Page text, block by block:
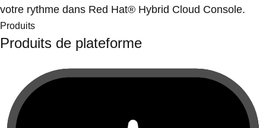
votre rythme dans Red Hat® Hybrid Cloud Console.
Produits
Produits de plateforme